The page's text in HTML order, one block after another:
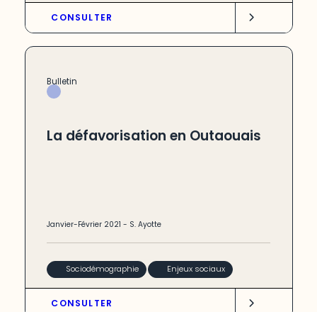
CONSULTER
Bulletin
La défavorisation en Outaouais
Janvier-Février 2021- S. Ayotte
Sociodémographie Enjeux sociaux
CONSULTER